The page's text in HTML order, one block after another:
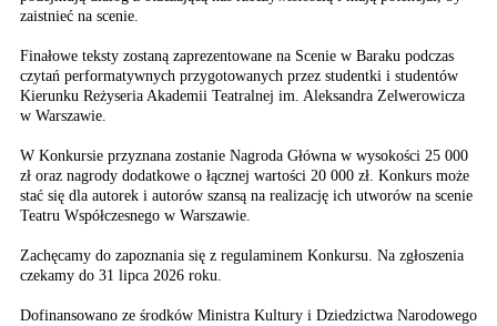
zaistnieć na scenie.
Finałowe teksty zostaną zaprezentowane na Scenie w Baraku podczas
czytań performatywnych przygotowanych przez studentki i studentów
Kierunku Reżyseria Akademii Teatralnej im. Aleksandra Zelwerowicza
w Warszawie.
W Konkursie przyznana zostanie Nagroda Główna w wysokości 25 000
zł oraz nagrody dodatkowe o łącznej wartości 20 000 zł. Konkurs może
stać się dla autorek i autorów szansą na realizację ich utworów na scenie
Teatru Współczesnego w Warszawie.
Zachęcamy do zapoznania się z regulaminem Konkursu. Na zgłoszenia
czekamy do 31 lipca 2026 roku.
Dofinansowano ze środków Ministra Kultury i Dziedzictwa Narodowego